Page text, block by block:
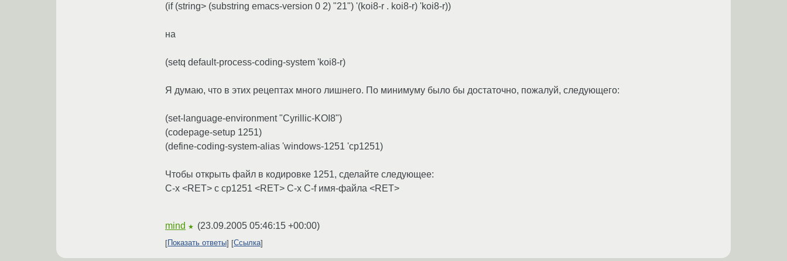
(if (string> (substring emacs-version 0 2) "21") '(koi8-r . koi8-r) 'koi8-r))
на
(setq default-process-coding-system 'koi8-r)
Я думаю, что в этих рецептах много лишнего. По минимуму было бы достаточно, пожалуй, следующего:
(set-language-environment "Cyrillic-KOI8")
(codepage-setup 1251)
(define-coding-system-alias 'windows-1251 'cp1251)
Чтобы открыть файл в кодировке 1251, сделайте следующее:
C-x <RET> c cp1251 <RET> C-x C-f имя-файла <RET>
mind ★ (23.09.2005 05:46:15 +00:00)
Показать ответы Ссылка